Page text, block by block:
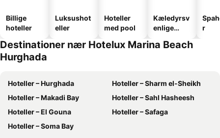
Billige
hoteller
Luksushot
eller
Hoteller
med pool
Kæledyrsv
enlige
r
Destinationer nær Hotelux Marina Beach
Hurghada
Hoteller – Hurghada
Hoteller – Sharm el-Sheikh
Hoteller – Makadi Bay
Hoteller – Sahl Hasheesh
Hoteller – El Gouna
Hoteller – Safaga
Hoteller – Soma Bay